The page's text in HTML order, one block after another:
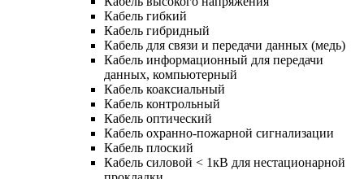
Кабель гибкий
Кабель гибридный
Кабель для связи и передачи данных (медь)
Кабель информационный для передачи
данных, компьютерный
Кабель коаксиальный
Кабель контрольный
Кабель оптический
Кабель охранно-пожарной сигнализации
Кабель плоский
Кабель силовой < 1кВ для нестационарной